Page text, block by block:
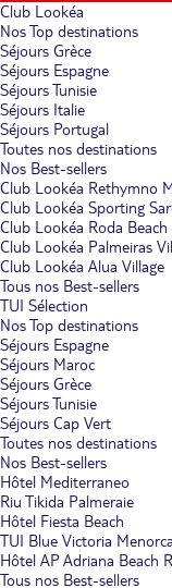
Club Lookéa
Nos Top destinations
Séjours Grèce
Séjours Espagne
Séjours Tunisie
Séjours Italie
Séjours Portugal
Toutes nos destinations
Nos Best-sellers
Club Lookéa Rethymno
Club Lookéa Sporting
Club Lookéa Roda Beach
Club Lookéa Palmeiras
Club Lookéa Alua Village
Tous nos Best-sellers
TUI Sélection
Nos Top destinations
Séjours Espagne
Séjours Maroc
Séjours Grèce
Séjours Tunisie
Séjours Cap Vert
Toutes nos destinations
Nos Best-sellers
Hôtel Mediterraneo
Riu Tikida Palmeraie
Hôtel Fiesta Beach
TUI Blue Victoria
Hôtel AP Adriana Beach
Tous nos Best-sellers